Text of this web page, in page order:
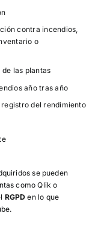
contra incendios,
o
las plantas
año tras año
del rendimiento
se pueden
como Qlik o
RGPD en lo que